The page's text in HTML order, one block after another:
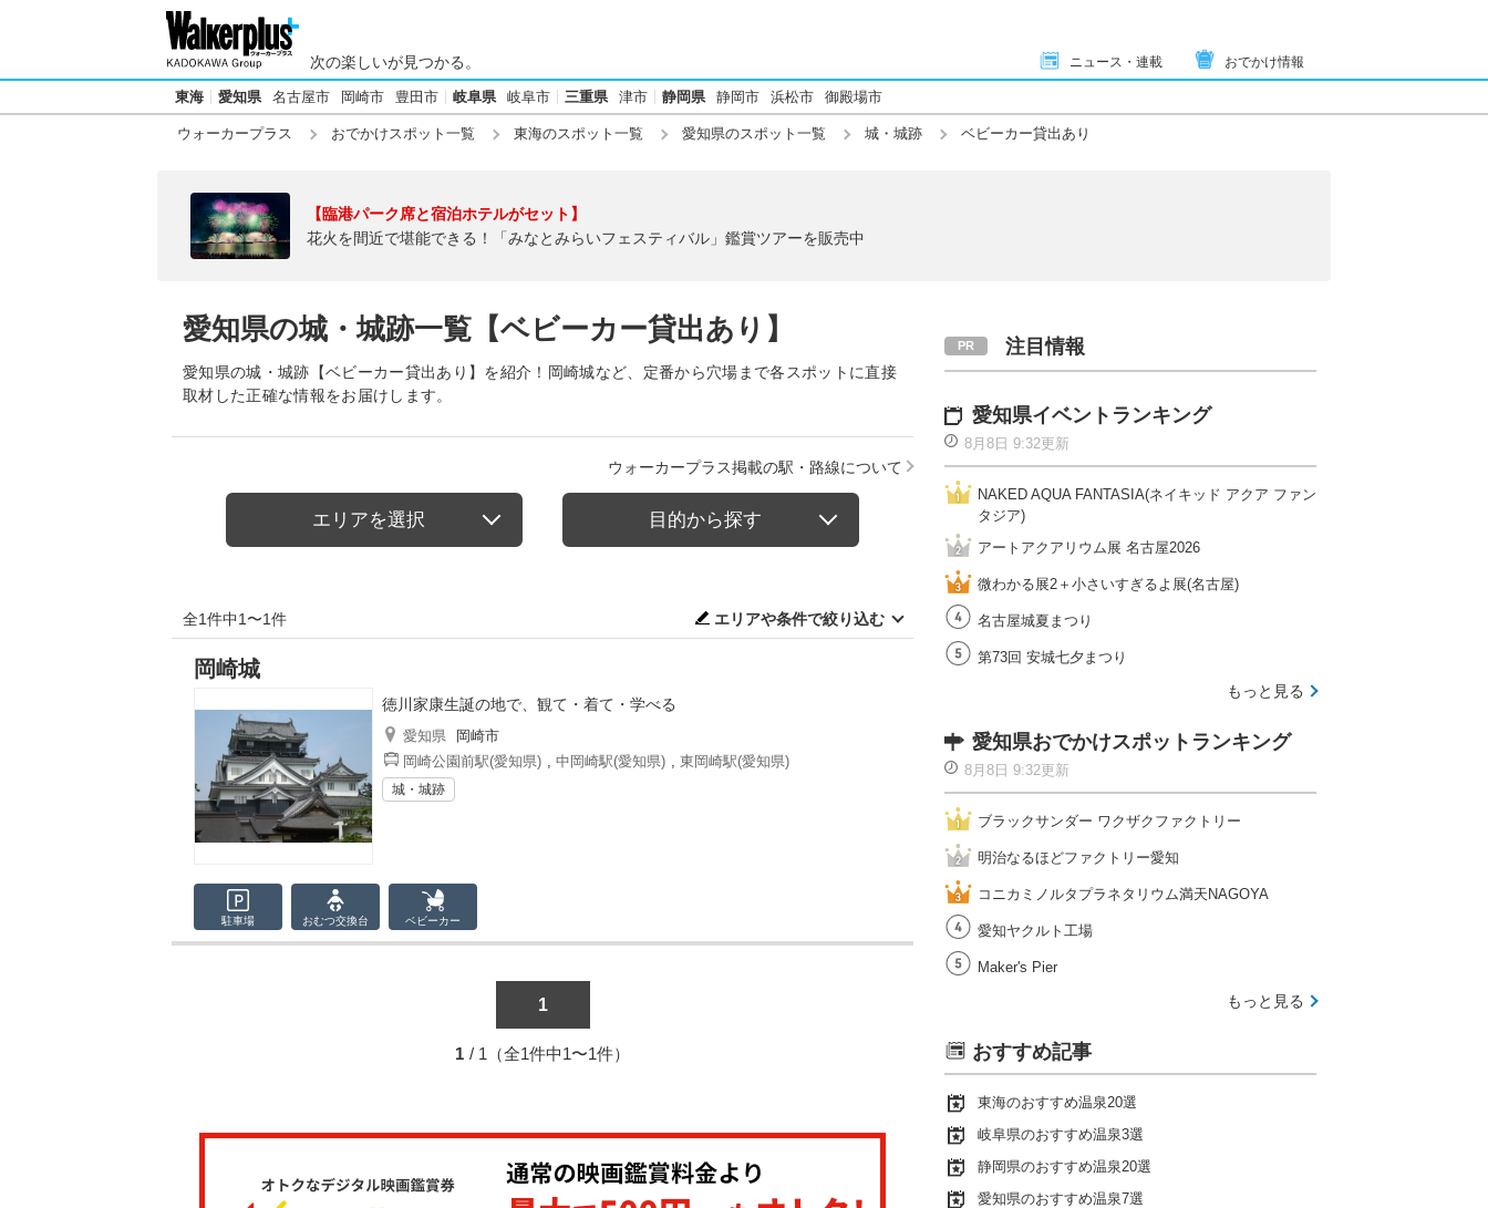
次の楽しいが見つかる。 ニュース・連載 おでかけ情報
東海 愛知県 名古屋市 岡崎市 豊田市 岐阜県 岐阜市 三重県 津市 静岡県 静岡市 浜松市 御殿場市
ウォーカープラス おでかけスポット一覧 東海のスポット一覧 愛知県のスポット一覧 城・城跡 ベビーカー貸出あり
【臨港パーク席と宿泊ホテルがセット】
花火を間近で堪能できる！「みなとみらいフェスティバル」鑑賞ツアーを販売中
愛知県の城・城跡一覧【ベビーカー貸出あり】
愛知県の城・城跡【ベビーカー貸出あり】を紹介！岡崎城など、定番から穴場まで各スポットに直接
取材した正確な情報をお届けします。
ウォーカープラス掲載の駅・路線について
エリアを選択 目的から探す
全1件中1〜1件 エリアや条件で絞り込む
岡崎城
徳川家康生誕の地で、観て・着て・学べる
愛知県
岡崎市
岡崎公園前駅(愛知県) , 中岡崎駅(愛知県) , 東岡崎駅(愛知県)
城・城跡
駐車場 おむつ交換台 ベビーカー
1
1 / 1（全1件中1〜1件）
注目情報
愛知県イベントランキング
8月8日 9:32更新
NAKED AQUA FANTASIA(ネイキッド アクア ファン
タジア)
アートアクアリウム展 名古屋2026
微わかる展2＋小さいすぎるよ展(名古屋)
名古屋城夏まつり
第73回 安城七夕まつり
もっと見る
愛知県おでかけスポットランキング
8月8日 9:32更新
ブラックサンダー ワクザクファクトリー
明治なるほどファクトリー愛知
コニカミノルタプラネタリウム満天NAGOYA
愛知ヤクルト工場
Maker's Pier
もっと見る
おすすめ記事
東海のおすすめ温泉20選
岐阜県のおすすめ温泉3選
静岡県のおすすめ温泉20選
愛知県のおすすめ温泉7選